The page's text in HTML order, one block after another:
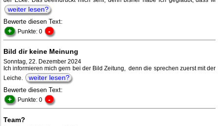
weiter lesen?
Bewerte diesen Text:
+ Punkte: 0 -
Bild dir keine Meinung
Sonntag, 22. Dezember 2024
Ich informieren mich gern bei der Bild Zeitung, denn die sprechen zuerst mit der
Leiche.
weiter lesen?
Bewerte diesen Text:
+ Punkte: 0 -
Team?